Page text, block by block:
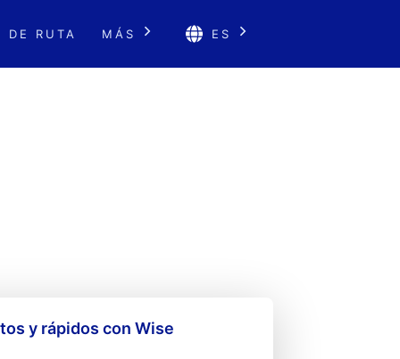
DE RUTA MÁS ES
y rápidos con Wise